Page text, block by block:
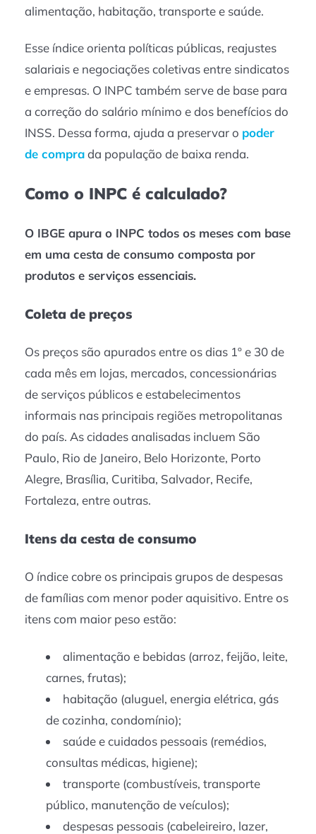
alimentação, habitação, transporte e saúde.
Esse índice orienta políticas públicas, reajustes
salariais e negociações coletivas entre sindicatos
e empresas. O INPC também serve de base para
a correção do salário mínimo e dos benefícios do
INSS. Dessa forma, ajuda a preservar o poder
de comprada população de baixa renda.
Como o INPC é calculado?
O IBGE apura o INPC todos os meses com base
em uma cesta de consumo composta por
produtos e serviços essenciais.
Coleta de preços
Os preços são apurados entre os dias 1º e 30 de
cada mês em lojas, mercados, concessionárias
de serviços públicos e estabelecimentos
informais nas principais regiões metropolitanas
do país. As cidades analisadas incluem São
Paulo, Rio de Janeiro, Belo Horizonte, Porto
Alegre, Brasília, Curitiba, Salvador, Recife,
Fortaleza, entre outras.
Itens da cesta de consumo
O índice cobre os principais grupos de despesas
de famílias com menor poder aquisitivo. Entre os
itens com maior peso estão:
alimentação e bebidas (arroz, feijão, leite,
carnes, frutas);
habitação (aluguel, energia elétrica, gás
de cozinha, condomínio);
saúde e cuidados pessoais (remédios,
consultas médicas, higiene);
transporte (combustíveis, transporte
público, manutenção de veículos);
despesas pessoais (cabeleireiro, lazer,